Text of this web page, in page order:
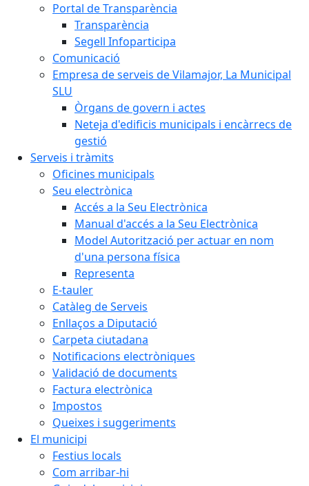
Portal de Transparència
Transparència
Segell Infoparticipa
Comunicació
Empresa de serveis de Vilamajor, La Municipal
SLU
Òrgans de govern i actes
Neteja d'edificis municipals i encàrrecs de
gestió
Serveis i tràmits
Oficines municipals
Seu electrònica
Accés a la Seu Electrònica
Manual d'accés a la Seu Electrònica
Model Autorització per actuar en nom
d'una persona física
Representa
E-tauler
Catàleg de Serveis
Enllaços a Diputació
Carpeta ciutadana
Notificacions electròniques
Validació de documents
Factura electrònica
Impostos
Queixes i suggeriments
El municipi
Festius locals
Com arribar-hi